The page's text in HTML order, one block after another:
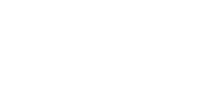
de oración, ayuno, vigilia
comunitaria frente a
de aborto de todo país
las localidades donde
los voluntarios de 40